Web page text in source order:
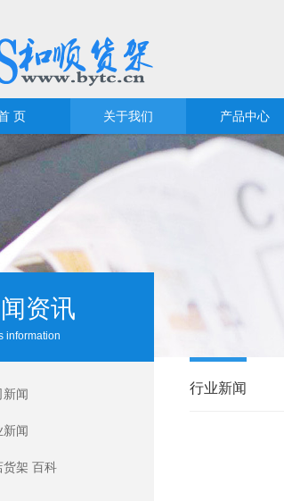
页 关于我们 产品中心
资讯
information
新闻
新闻
货架 百科
行业新闻